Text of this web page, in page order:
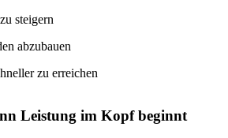
steigern
abzubauen
zu erreichen
Leistung im Kopf beginnt